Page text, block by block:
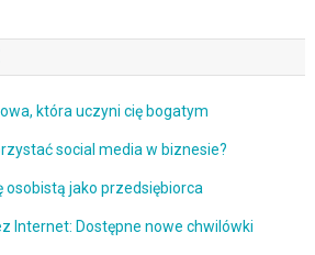
która uczyni cię bogatym
social media w biznesie?
jako przedsiębiorca
Internet: Dostępne nowe chwilówki